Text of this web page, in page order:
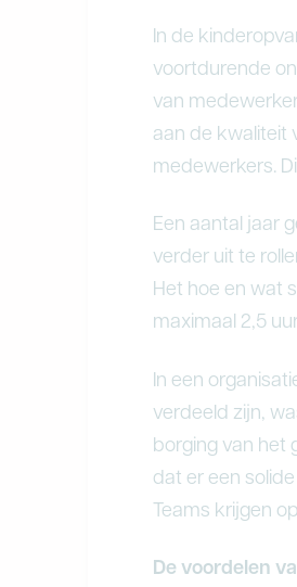
In de
voortdurende
van
aan de kwaliteit
medewerkers.
Een aantal jaar
verder uit te
Het hoe en wat
maximaal 2,5
In een
verdeeld zijn,
borging van het
dat er een
Teams krijgen
De voordelen